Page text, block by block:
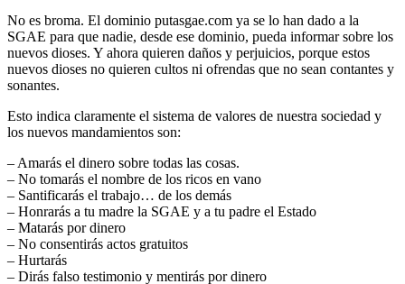
No es broma. El dominio putasgae.com ya se lo han dado a la
SGAE para que nadie, desde ese dominio, pueda informar sobre los
nuevos dioses. Y ahora quieren daños y perjuicios, porque estos
nuevos dioses no quieren cultos ni ofrendas que no sean contantes y
sonantes.
Esto indica claramente el sistema de valores de nuestra sociedad y
los nuevos mandamientos son:
– Amarás el dinero sobre todas las cosas.
– No tomarás el nombre de los ricos en vano
– Santificarás el trabajo… de los demás
– Honrarás a tu madre la SGAE y a tu padre el Estado
– Matarás por dinero
– No consentirás actos gratuitos
– Hurtarás
– Dirás falso testimonio y mentirás por dinero